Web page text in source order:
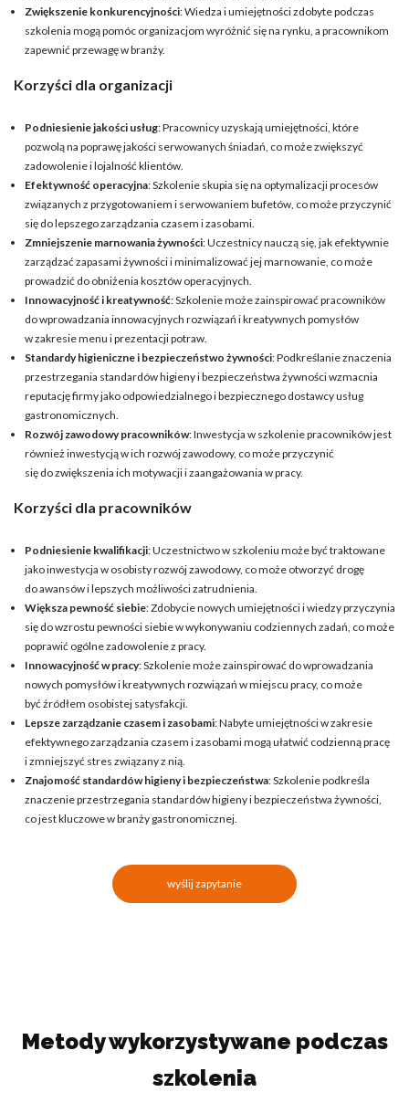
Zwiększenie konkurencyjności: Wiedza i umiejętności zdobyte podczas
szkolenia mogą pomóc organizacjom wyróżnić się na rynku, a pracownikom
zapewnić przewagę w branży.
Korzyści dla organizacji
Podniesienie jakości usług: Pracownicy uzyskają umiejętności, które
pozwolą na poprawę jakości serwowanych śniadań, co może zwiększyć
zadowolenie i lojalność klientów.
Efektywność operacyjna: Szkolenie skupia się na optymalizacji procesów
związanych z przygotowaniem i serwowaniem bufetów, co może przyczynić
się do lepszego zarządzania czasem i zasobami.
Zmniejszenie marnowania żywności: Uczestnicy nauczą się, jak efektywnie
zarządzać zapasami żywności i minimalizować jej marnowanie, co może
prowadzić do obniżenia kosztów operacyjnych.
Innowacyjność i kreatywność: Szkolenie może zainspirować pracowników
do wprowadzania innowacyjnych rozwiązań i kreatywnych pomysłów
w zakresie menu i prezentacji potraw.
Standardy higieniczne i bezpieczeństwo żywności: Podkreślanie znaczenia
przestrzegania standardów higieny i bezpieczeństwa żywności wzmacnia
reputację firmy jako odpowiedzialnego i bezpiecznego dostawcy usług
gastronomicznych.
Rozwój zawodowy pracowników: Inwestycja w szkolenie pracowników jest
również inwestycją w ich rozwój zawodowy, co może przyczynić
się do zwiększenia ich motywacji i zaangażowania w pracy.
Korzyści dla pracowników
Podniesienie kwalifikacji: Uczestnictwo w szkoleniu może być traktowane
jako inwestycja w osobisty rozwój zawodowy, co może otworzyć drogę
do awansów i lepszych możliwości zatrudnienia.
Większa pewność siebie: Zdobycie nowych umiejętności i wiedzy przyczynia
się do wzrostu pewności siebie w wykonywaniu codziennych zadań, co może
poprawić ogólne zadowolenie z pracy.
Innowacyjność w pracy: Szkolenie może zainspirować do wprowadzania
nowych pomysłów i kreatywnych rozwiązań w miejscu pracy, co może
być źródłem osobistej satysfakcji.
Lepsze zarządzanie czasem i zasobami: Nabyte umiejętności w zakresie
efektywnego zarządzania czasem i zasobami mogą ułatwić codzienną pracę
i zmniejszyć stres związany z nią.
Znajomość standardów higieny i bezpieczeństwa: Szkolenie podkreśla
znaczenie przestrzegania standardów higieny i bezpieczeństwa żywności,
co jest kluczowe w branży gastronomicznej.
wyślij zapytanie
Metody wykorzystywane podczas
szkolenia